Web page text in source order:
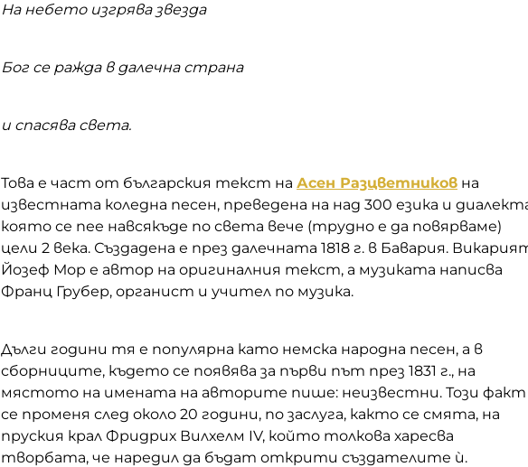
На небето изгрява звезда
Бог се ражда в далечна страна
и спасява света.
Това е част от българския текст на Асен Разцветников на
известната коледна песен, преведена на над 300 езика и
която се пее навсякъде по света вече (трудно е да повярваме)
цели 2 века. Създадена е през далечната 1818 г. в Бавария.
Йозеф Мор е автор на оригиналния текст, а музиката написва
Франц Грубер, органист и учител по музика.
Дълги години тя е популярна като немска народна песен, а в
сборниците, където се появява за първи път през 1831 г., на
мястото на имената на авторите пише: неизвестни. Този факт
се променя след около 20 години, по заслуга, както се смята, на
пруския крал Фридрих Вилхелм IV, който толкова харесва
творбата, че наредил да бъдат открити създателите ѝ.